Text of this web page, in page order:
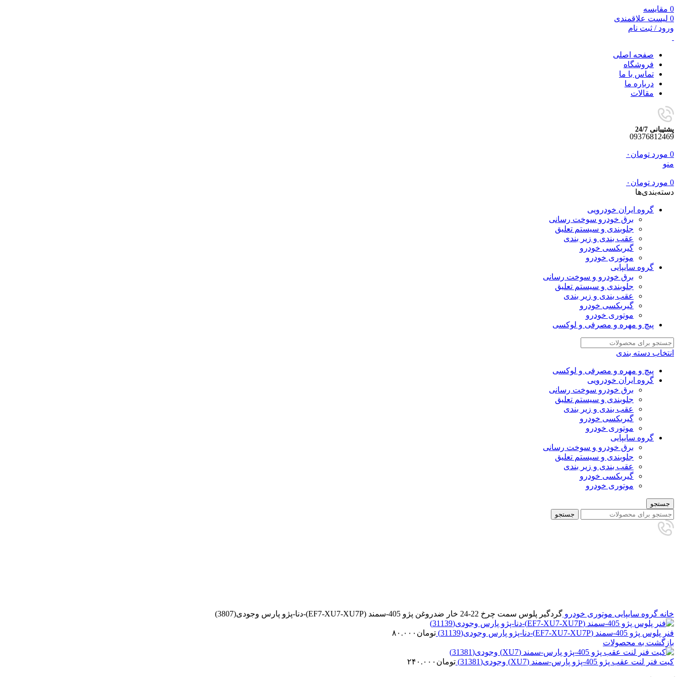
0 مقایسه
0 لیست علاقمندی
ورود / ثبت نام
صفحه اصلی
فروشگاه
تماس با ما
درباره ما
مقالات
پشتیبانی 24/7
09376812469
0 مورد تومان ۰
منو
0 مورد تومان ۰
دسته‌بندی‌ها
گروه ایران خودرویی
برق خودرو سوخت رسانی
جلوبندی و سیستم تعلیق
عقب بندی و زیر بندی
گیربکسی خودرو
موتوری خودرو
گروه سایپایی
برق خودرو و سوخت رسانی
جلوبندی و سیستم تعلیق
عقب بندی و زیر بندی
گیربکسی خودرو
موتوری خودرو
پیچ و مهره و مصرفی و لوکسی
انتخاب دسته بندی
پیچ و مهره و مصرفی و لوکسی
گروه ایران خودرویی
برق خودرو سوخت رسانی
جلوبندی و سیستم تعلیق
عقب بندی و زیر بندی
گیربکسی خودرو
موتوری خودرو
گروه سایپایی
برق خودرو و سوخت رسانی
جلوبندی و سیستم تعلیق
عقب بندی و زیر بندی
گیربکسی خودرو
موتوری خودرو
جستجو
جستجو
خانه گروه سایپایی موتوری خودرو گردگیر پلوس سمت چرخ 22-24 خار ضدروغن پژو 405-سمند (EF7-XU7-XU7P)-دنا-پژو پارس وجودی(3807)
فنر پلوس پژو 405-سمند (EF7-XU7-XU7P)-دنا-پژو پارس وجودی(31139) تومان ۸۰.۰۰۰
بازگشت به محصولات
کیت فنر لنت عقب پژو 405-پژو پارس-سمند (XU7) وجودی(31381) تومان ۲۴۰.۰۰۰